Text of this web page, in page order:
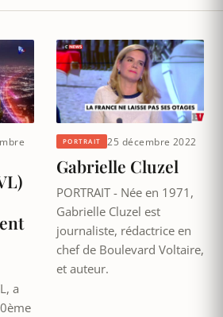
a
PORTRAIT 25 décembre 2022
Gabrielle Cluzel
PORTRAIT - Née en 1971,
Gabrielle Cluzel est
journaliste, rédactrice en
chef de Boulevard Voltaire,
et auteur.